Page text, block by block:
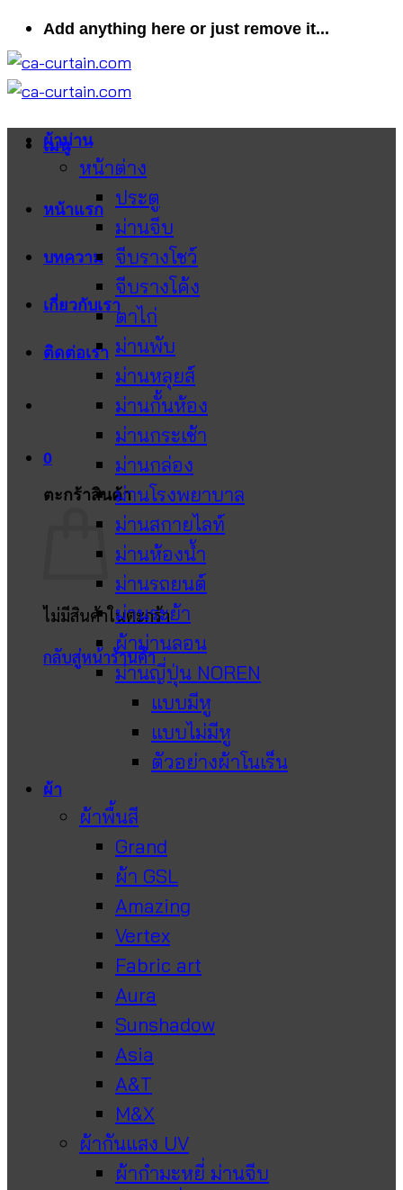
ข้าม
ไป
ยัง
เนื้อหา
Add anything here or just remove it...
เมนู
หน้าแรก
บทความ
เกี่ยวกับเรา
ติดต่อเรา
0
ตะกร้าสินค้า
ไม่มีสินค้าในตะกร้า
กลับสู่หน้าร้านค้า
ผ้าม่าน
หน้าต่าง
ประตู
ม่านจีบ
จีบรางโชว์
จีบรางโค้ง
ตาไก่
ม่านพับ
ม่านหลุยส์
ม่านกั้นห้อง
ม่านกระเช้า
ม่านกล่อง
ม่านโรงพยาบาล
ม่านสกายไลท์
ม่านห้องน้ำ
ม่านรถยนต์
ม่านระย้า
ผ้าม่านลอน
ม่านญี่ปุ่น NOREN
แบบมีหู
แบบไม่มีหู
ตัวอย่างผ้าโนเร็น
ผ้า
ผ้าพื้นสี
Grand
ผ้า GSL
Amazing
Vertex
Fabric art
Aura
Sunshadow
Asia
A&T
M&X
ผ้ากันแสง UV
ผ้ากำมะหยี่ ม่านจีบ